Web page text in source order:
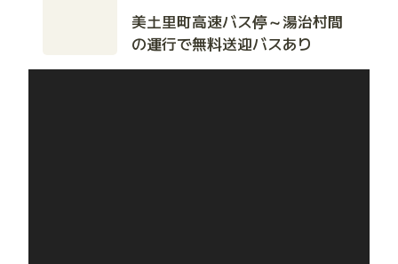
美土里町高速バス停～湯治村間
の運行で無料送迎バスあり